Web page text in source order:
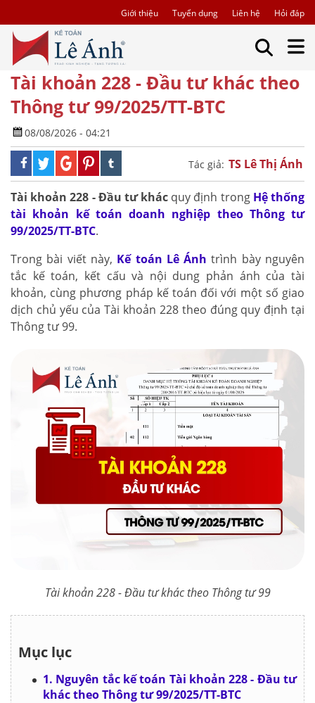
Giới thiệu Tuyển dụng Liên hệ Hỏi đáp
Tài khoản 228 - Đầu tư khác theo
Thông tư 99/2025/TT-BTC
08/08/2026 - 04:21
Tác giả: TS Lê Thị Ánh
Tài khoản 228 - Đầu tư khác quy định trong Hệ thống
tài khoản kế toán doanh nghiệp theo Thông tư
99/2025/TT-BTC.
Trong bài viết này, Kế toán Lê Ánh trình bày nguyên
tắc kế toán, kết cấu và nội dung phản ánh của tài
khoản, cùng phương pháp kế toán đối với một số giao
dịch chủ yếu của Tài khoản 228 theo đúng quy định tại
Thông tư 99.
Tài khoản 228 - Đầu tư khác theo Thông tư 99
Mục lục
1. Nguyên tắc kế toán Tài khoản 228 - Đầu tư
khác theo Thông tư 99/2025/TT-BTC